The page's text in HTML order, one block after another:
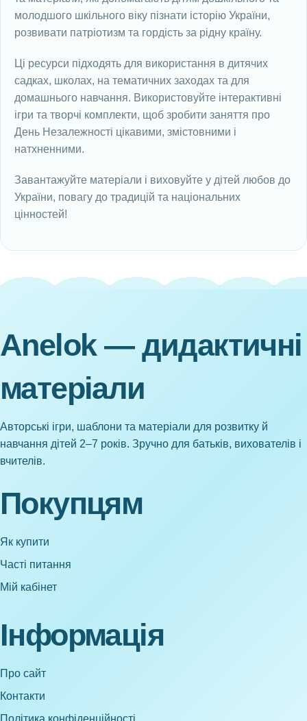
молодшого шкільного віку пізнати історію України,
розвивати патріотизм та гордість за рідну країну.
Ці ресурси підходять для використання в дитячих
садках, школах, на тематичних заходах та для
домашнього навчання. Використовуйте інтерактивні
ігри та творчі комплекти, щоб зробити заняття про
День Незалежності цікавими, змістовними і
натхненними.
Завантажуйте матеріали і виховуйте у дітей любов до
України, повагу до традицій та національних
цінностей!
Anelok — дидактичні
матеріали
Авторські ігри, шаблони та матеріали для розвитку й
навчання дітей 2–7 років. Зручно для батьків, вихователів і
вчителів.
Покупцям
Як купити
Часті питання
Мій кабінет
Інформація
Про сайт
Контакти
Політика конфіденційності